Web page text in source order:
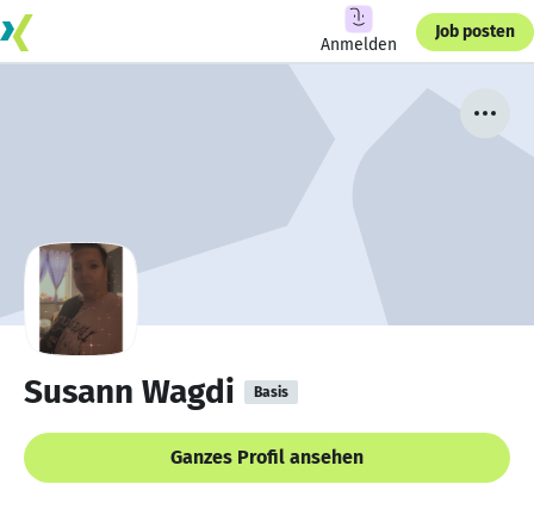
Anmelden
Job posten
Susann Wagdi Basis
Ganzes Profil ansehen